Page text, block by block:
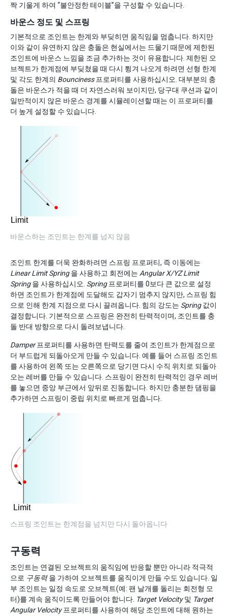
짝 기울게 하여 “불안정한 테이블”을 구성할 수 있습니다.
바운스 정도 및 스프링
기본적으로 조인트는 한계와 부딪히면 움직임을 멈춥니다. 하지만
이와 같이 유연하지 않은 충돌은 현실에서는 드물기 때문에 제한된
조인트에 바운스 느낌을 조금 추가하는 것이 유용합니다. 제한된 오
브젝트가 한계점에 부딪쳤을 때 다시 튕겨 나오게 하려면 선형 한계
및 각도 한계의 Bounciness프로퍼티를 사용하십시오. 대부분의 충
돌은 바운스가 적을 때 더 자연스러워 보이지만, 당구대 쿠션과 같이
일반적이지 않은 바운스 경계를 시뮬레이션할 때는 이 프로퍼티를
더 높게 설정할 수 있습니다.
바운스하는 조인트는 한계를 넘지 않음
조인트 한계를 더욱 완화하려면 스프링 프로퍼티, 즉 이동에는
Linear Limit Spring을 사용하고 회전에는 Angular X/YZ Limit
Spring을 사용하십시오. Spring프로퍼티를 0보다 큰 값으로 설정
하면 조인트가 한계점에 도달해도 갑자기 멈추지 않지만, 스프링 힘
으로 인해 한계 지점으로 다시 끌려옵니다. 힘의 강도는 Spring값이
결정합니다. 기본적으로 스프링은 완전히 탄력적이며, 조인트를 충
돌 반대 방향으로 다시 돌려보냅니다.
Damper프로퍼티를 사용하면 탄력도를 줄여 조인트가 한계점으로
더 부드럽게 되돌아오게 만들 수 있습니다. 예를 들어 스프링 조인트
를 사용하여 왼쪽 또는 오른쪽으로 당기면 다시 수직 위치로 되돌아
오는 레버를 만들 수 있습니다. 스프링이 완전히 탄력적인 경우 레버
를 놓으면 중앙 부근에서 앞뒤로 진동합니다. 하지만 충분한 댐핑을
추가하면 스프링이 중립 위치로 빠르게 멈춥니다.
스프링 조인트는 한계점을 넘지만 다시 돌아옵니다
구동력
조인트는 연결된 오브젝트의 움직임에 반응할 뿐만 아니라 적극적
으로 구동력을 가하여 오브젝트를 움직이게 만들 수도 있습니다. 일
부 조인트는 일정 속도로 오브젝트(예: 팬 날개를 돌리는 회전형 모
터)를 계속 움직이도록 만들어야 합니다. Target Velocity및 Target
Angular Velocity프로퍼티를 사용하여 해당 조인트에 대해 원하는